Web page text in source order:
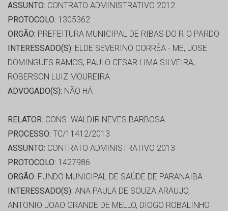
ASSUNTO: CONTRATO ADMINISTRATIVO 2012
PROTOCOLO: 1305362
ORGÃO: PREFEITURA MUNICIPAL DE RIBAS DO RIO PARDO
INTERESSADO(S): ELDE SEVERINO CORRÊA - ME, JOSE
DOMINGUES RAMOS, PAULO CESAR LIMA SILVEIRA,
ROBERSON LUIZ MOUREIRA
ADVOGADO(S): NÃO HÁ
RELATOR: CONS. WALDIR NEVES BARBOSA
PROCESSO: TC/11412/2013
ASSUNTO: CONTRATO ADMINISTRATIVO 2013
PROTOCOLO: 1427986
ORGÃO: FUNDO MUNICIPAL DE SAÚDE DE PARANAIBA
INTERESSADO(S): ANA PAULA DE SOUZA ARAUJO,
ANTONIO JOAO GRANDE DE MELLO, DIOGO ROBALINHO